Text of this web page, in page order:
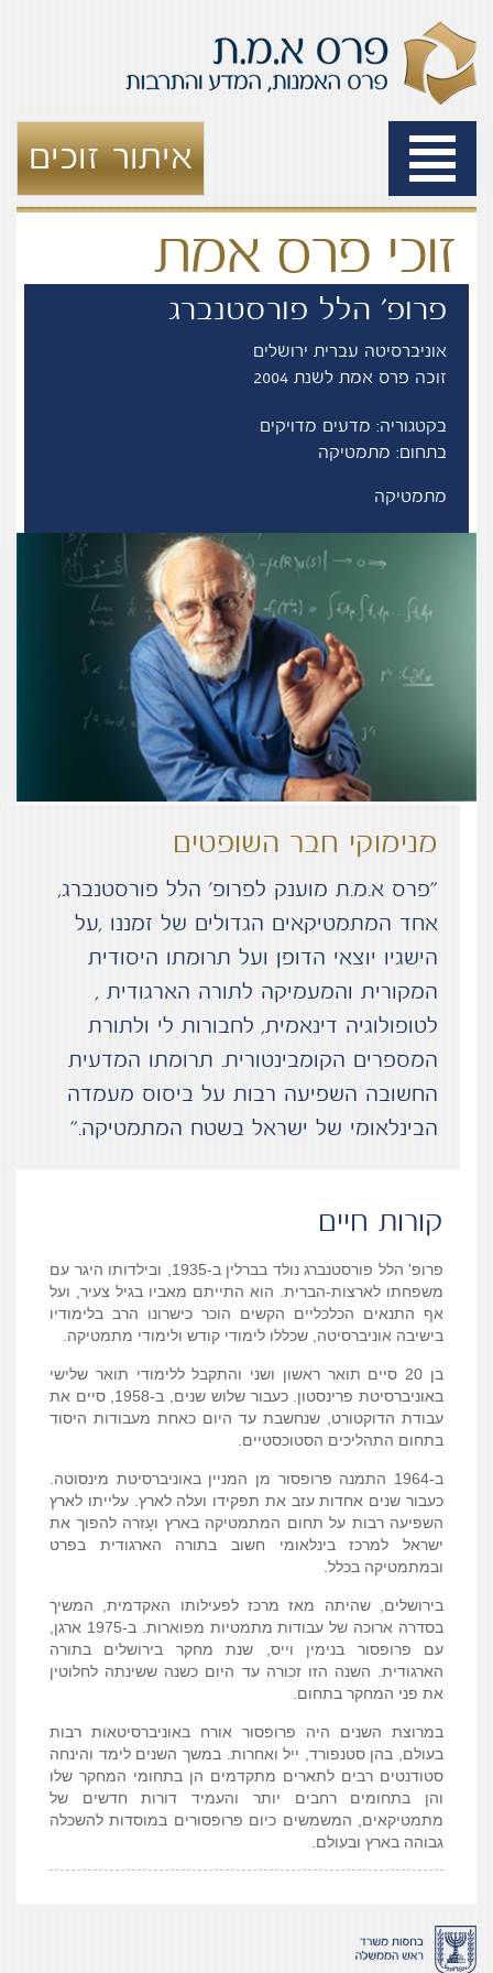
Toggle
navigation
איתור זוכים
זוכי פרס אמת
פרופ' הלל פורסטנברג
אוניברסיטה עברית ירושלים
זוכה פרס אמת לשנת 2004
בקטגוריה: מדעים מדויקים
בתחום: מתמטיקה
מתמטיקה
מנימוקי חבר השופטים
“פרס א.מ.ת מוענק לפרופ' הלל פורסטנברג,
אחד המתמטיקאים הגדולים של זמננו ,על
הישגיו יוצאי הדופן ועל תרומתו היסודית
המקורית והמעמיקה לתורה הארגודית ,
לטופולוגיה דינאמית, לחבורות לי ולתורת
המספרים הקומבינטורית. תרומתו המדעית
החשובה השפיעה רבות על ביסוס מעמדה
הבינלאומי של ישראל בשטח המתמטיקה.”
קורות חיים
פרופ' הלל פורסטנברג נולד בברלין ב-1935, ובילדותו היגר עם
משפחתו לארצות-הברית. הוא התייתם מאביו בגיל צעיר, ועל
אף התנאים הכלכליים הקשים הוכר כישרונו הרב בלימודיו
בישיבה אוניברסיטה, שכללו לימודי קודש ולימודי מתמטיקה.
בן 20 סיים תואר ראשון ושני והתקבל ללימודי תואר שלישי
באוניברסיטת פרינסטון. כעבור שלוש שנים, ב-1958, סיים את
עבודת הדוקטורט, שנחשבת עד היום כאחת מעבודות היסוד
בתחום התהליכים הסטוכסטיים.
ב-1964 התמנה פרופסור מן המניין באוניברסיטת מינסוטה.
כעבור שנים אחדות עזב את תפקידו ועלה לארץ. עלייתו לארץ
השפיעה רבות על תחום המתמטיקה בארץ ועָזרה להפוך את
ישראל למרכז בינלאומי חשוב בתורה הארגודית בפרט
ובמתמטיקה בכלל.
בירושלים, שהיתה מאז מרכז לפעילותו האקדמית, המשיך
בסדרה ארוכה של עבודות מתמטיות מפוארות. ב-1975 ארגן,
עם פרופסור בנימין וייס, שנת מחקר בירושלים בתורה
הארגודית. השנה הזו זכורה עד היום כשנה ששינתה לחלוטין
את פני המחקר בתחום.
במרוצת השנים היה פרופסור אורח באוניברסיטאות רבות
בעולם, בהן סטנפורד, ייל ואחרות. במשך השנים לימד והינחה
סטודנטים רבים לתארים מתקדמים הן בתחומי המחקר שלו
והן בתחומים רחבים יותר והעמיד דורות חדשים של
מתמטיקאים, המשמשים כיום פרופסורים במוסדות להשכלה
גבוהה בארץ ובעולם.